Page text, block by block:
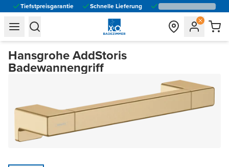
Tiefstpreisgarantie Schnelle Lieferung
general.navigation.toggle_menu.label
general.navigation.toggle_menu.label
Hansgrohe AddStoris
Badewannengriff